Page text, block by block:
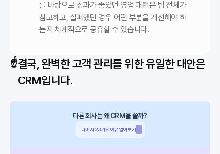
를 바탕으로 성과가 좋았던 영업 패턴은 팀 전체가
참고하고, 실패했던 경우 어떤 부분을 개선해야 하
는지 체계적으로 공유할 수 있습니다.
☝️결국, 완벽한 고객 관리를 위한 유일한 대안은
CRM입니다.
다른 회사는 왜 CRM을 쓸까?
나머지 23가지 이유 알아보기